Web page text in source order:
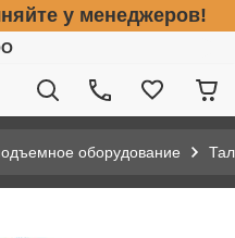
у менеджеров!
оборудование